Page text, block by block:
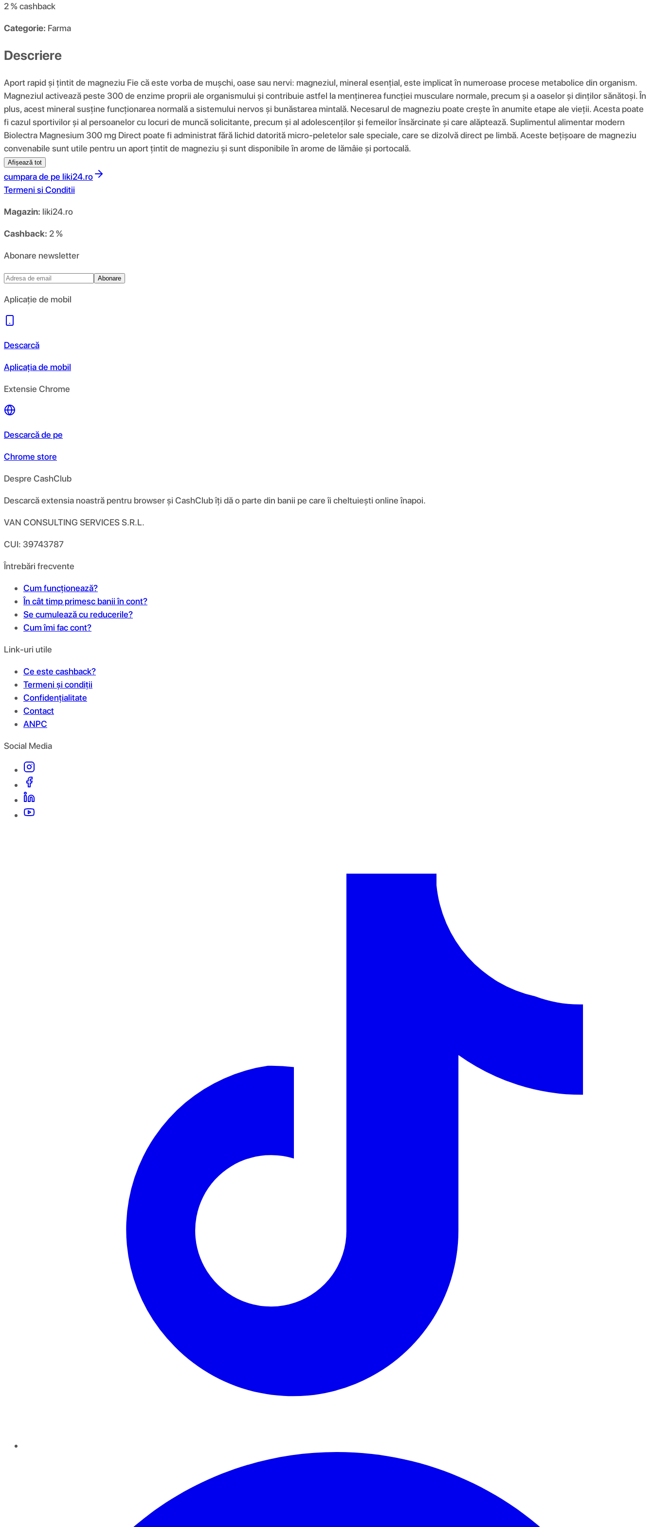
2 %cashback
Categorie: Farma
Descriere
Aport rapid și țintit de magneziu Fie că este vorba de mușchi, oase sau nervi: magneziul, mineral esențial, este implicat în numeroase procese metabolice din organism.
Magneziul activează peste 300 de enzime proprii ale organismului și contribuie astfel la menținerea funcției musculare normale, precum și a oaselor și dinților sănătoși. În
plus, acest mineral susține funcționarea normală a sistemului nervos și bunăstarea mintală. Necesarul de magneziu poate crește în anumite etape ale vieții. Acesta poate
fi cazul sportivilor și al persoanelor cu locuri de muncă solicitante, precum și al adolescenților și femeilor însărcinate și care alăptează. Suplimentul alimentar modern
Biolectra Magnesium 300 mg Direct poate fi administrat fără lichid datorită micro-peletelor sale speciale, care se dizolvă direct pe limbă. Aceste bețișoare de magneziu
convenabile sunt utile pentru un aport țintit de magneziu și sunt disponibile în arome de lămâie și portocală.
Afișează tot
cumpara de pe liki24.ro
Termeni si Conditii
Magazin: liki24.ro
Cashback: 2 %
Abonare newsletter
Abonare
Aplicație de mobil
Descarcă
Aplicația de mobil
Extensie Chrome
Descarcă de pe
Chrome store
Despre CashClub
Descarcă extensia noastră pentru browser și CashClub îți dă o parte din banii pe care îi cheltuiești online înapoi.
VAN CONSULTING SERVICES S.R.L.
CUI: 39743787
Întrebări frecvente
Cum funcționează?
În cât timp primesc banii în cont?
Se cumulează cu reducerile?
Cum îmi fac cont?
Link-uri utile
Ce este cashback?
Termeni și condiții
Confidențialitate
Contact
ANPC
Social Media